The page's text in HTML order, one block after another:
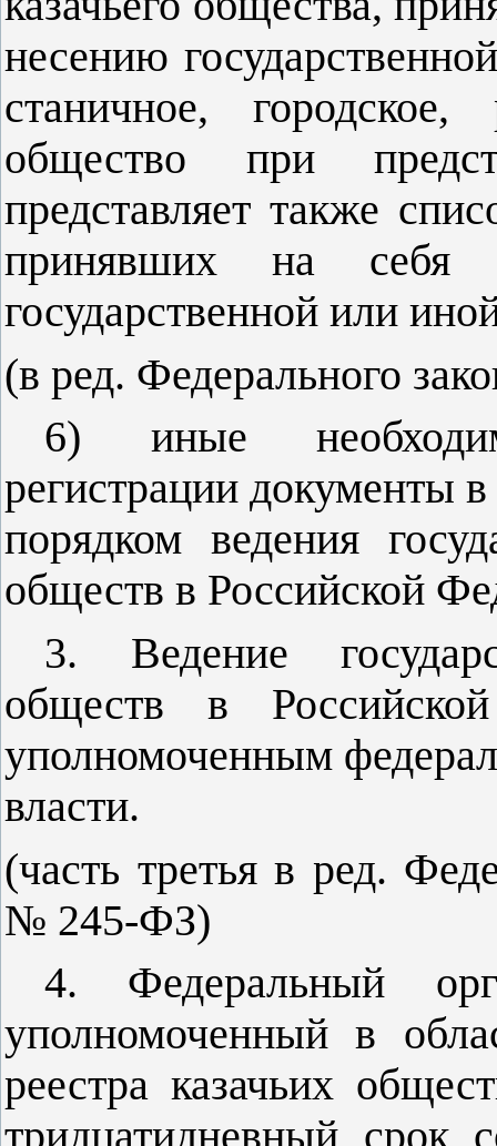
несению
станичное,
общество при
представляет также
принявших на себя
государственной или
(в ред. Федерального
6) иные
регистрации документы
порядком ведения
обществ в Российской
3. Ведение
обществ в
уполномоченным
власти.
(часть третья в ред.
№ 245-ФЗ)
4. Федеральный
уполномоченный в
реестра казачьих